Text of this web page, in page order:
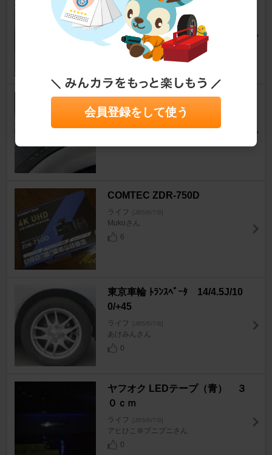
FINALIST 595EVO
ライフ [JB5/6/7/8]
hototogisuyamaさん
16
0
PRACTIVA BP01
ライフ [JB5/6/7/8]
しらえもんさん
COMTEC ZDR-750D
ライフ [JB5/6/7/8]
Mukoさん
6
東京車輪 ﾄﾗﾝｽﾍﾞｰﾀ 14/4.5J/10
0/+45
ライフ [JB5/6/7/8]
あけみんさん
0
ヤフオク LEDテープ（青） ３
０ｃｍ
ライフ [JB5/6/7/8]
アヒひこ＠プニプニさん
0
会員登録をして使う